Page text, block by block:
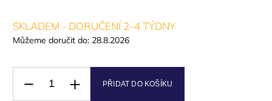
SKLADEM - DORUČENÍ 2–4 TÝDNY
Můžeme doručit do: 28.8.2026
PŘIDAT DO KOŠÍKU